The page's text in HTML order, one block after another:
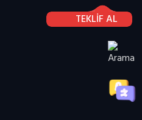
TEKLİF AL